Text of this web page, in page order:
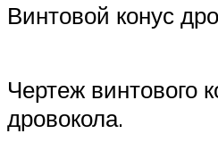
Винтовой конус
Чертеж винтового
дровокола.